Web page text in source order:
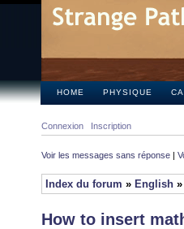
HOME PHYSIQUE
Connexion Inscription
Voir les messages sans réponse |
Index du forum » English »
How to insert